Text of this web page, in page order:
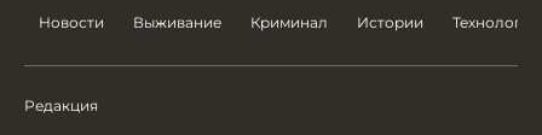
Новости Выживание Криминал Истории Технологии
Редакция